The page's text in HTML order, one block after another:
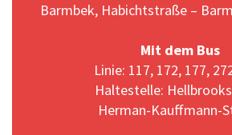
Barmbek, Habichtstraße –
Mit dem Bus
Linie: 117, 172, 177,
Haltestelle:
Herman-Kauffmann-